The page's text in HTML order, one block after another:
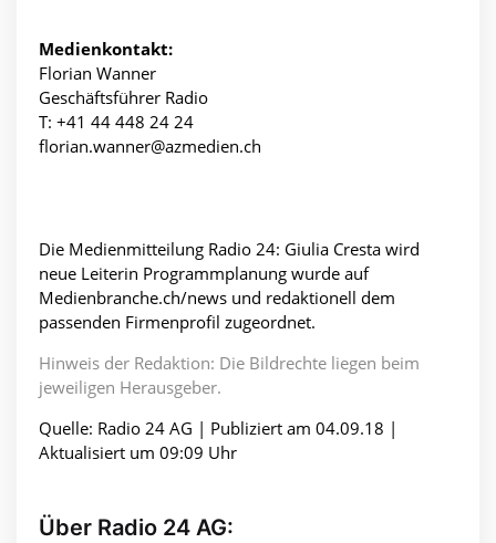
Medienkontakt:
Florian Wanner
Geschäftsführer Radio
T: +41 44 448 24 24
florian.wanner@azmedien.ch
Die Medienmitteilung Radio 24: Giulia Cresta wird
neue Leiterin Programmplanung wurde auf
Medienbranche.ch/news und redaktionell dem
passenden Firmenprofil zugeordnet.
Hinweis der Redaktion: Die Bildrechte liegen beim
jeweiligen Herausgeber.
Quelle: Radio 24 AG | Publiziert am 04.09.18 |
Aktualisiert um 09:09 Uhr
Über Radio 24 AG: